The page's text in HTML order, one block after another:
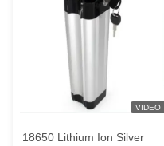
VIDEO
18650 Lithium Ion Silver